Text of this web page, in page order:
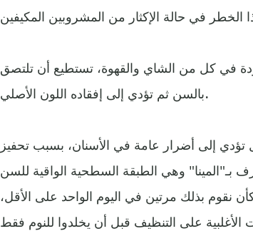
في كل من الشاي والقهوة، تستطيع أن تلتصق
بالسن ثم تؤدي إلى إفقاده اللون الأصلي.
إلى أضرار عامة في الأسنان، بسبب تحفيز
نقوم بذلك مرتين في اليوم الواحد على الأقل،